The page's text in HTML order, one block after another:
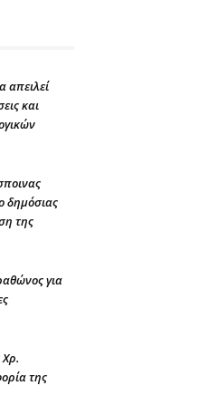
απειλεί
και
δημόσιας
της
για
της